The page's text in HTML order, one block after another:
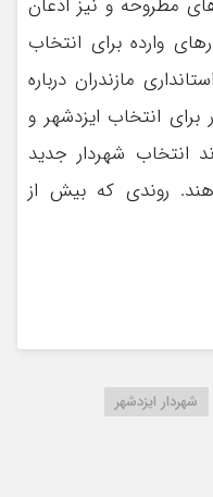
وارده برای انتخاب
مازندران درباره
انتخاب ایزدشهر و
انتخاب شهردار جدید
روندی که بیش از
شهردار ایزدشهر